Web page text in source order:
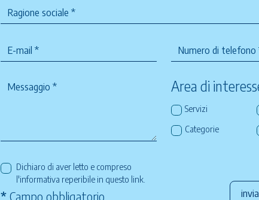
Area di
Servizi
Categorie
Dichiaro di aver letto e compreso
l'informativa reperibile in questo link
* Campo obbligatorio